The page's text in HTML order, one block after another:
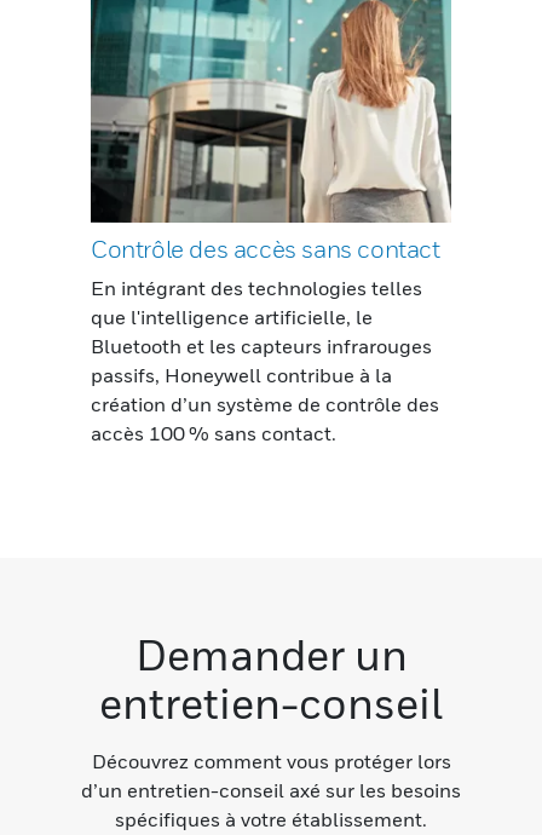
Contrôle des accès sans contact
En intégrant des technologies telles
que l'intelligence artificielle, le
Bluetooth et les capteurs infrarouges
passifs, Honeywell contribue à la
création d’un système de contrôle des
accès 100 % sans contact.
Demander un
entretien-conseil
Découvrez comment vous protéger lors
d’un entretien-conseil axé sur les besoins
spécifiques à votre établissement.